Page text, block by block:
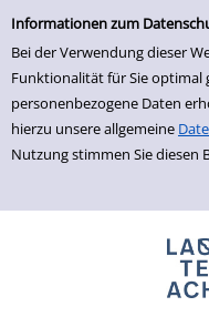
Einfache Suche
Informationen zum
Bei der Verwendung dieser
Funktionalität für Sie optimal
personenbezogene Daten
hierzu unsere allgemeine
Nutzung stimmen Sie diesen
zur Navigation springen
zum Inhalt springen
Zur Detailanzeige springen